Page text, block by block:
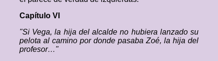
Capítulo VI
"Si Vega, la hija del alcalde no hubiera lanzado su
pelota al camino por donde pasaba Zoé, la hija del
profesor…"